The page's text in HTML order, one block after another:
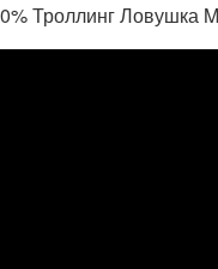
Троллинг Ловушка